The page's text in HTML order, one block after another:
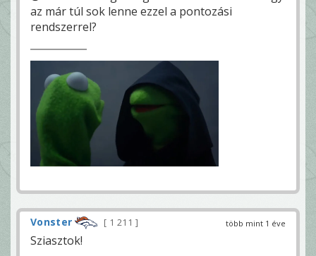
az már túl sok lenne ezzel a pontozási
rendszerrel?
több mint 1 éve
Vonster 1 211
Sziasztok!